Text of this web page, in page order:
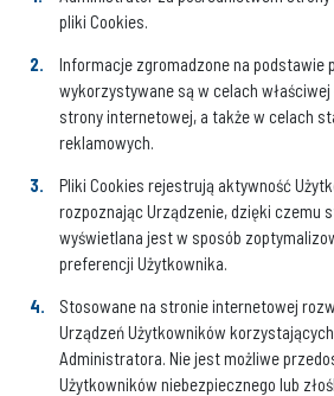
pliki Cookies.
Informacje zgromadzone na podstawie
wykorzystywane są w celach
strony internetowej, a także w celach
reklamowych.
Pliki Cookies rejestrują aktywność
rozpoznając Urządzenie, dzięki czemu
wyświetlana jest w sposób
preferencji Użytkownika.
Stosowane na stronie internetowej
Urządzeń Użytkowników
Administratora. Nie jest możliwe
Użytkowników niebezpiecznego lub